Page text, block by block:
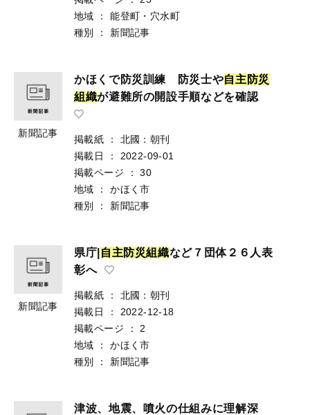
地域
：
能登町・穴水町
種別
： 新聞記事
新聞記事
かほくで防災訓練 防災士や自 主 防災
組 織が避難所の開設手順などを確認
掲載紙 ：
北國：朝刊
掲載日
：
2022-09-01
掲載ページ
：
30
地域
：
かほく市
種別
： 新聞記事
新聞記事
県庁| 自 主防災組織など７団体２６人表
彰へ
掲載紙 ：
北國：朝刊
掲載日
：
2022-12-18
掲載ページ
：
2
地域
：
かほく市
種別
： 新聞記事
津波、地震、噴火の仕組みに理解深